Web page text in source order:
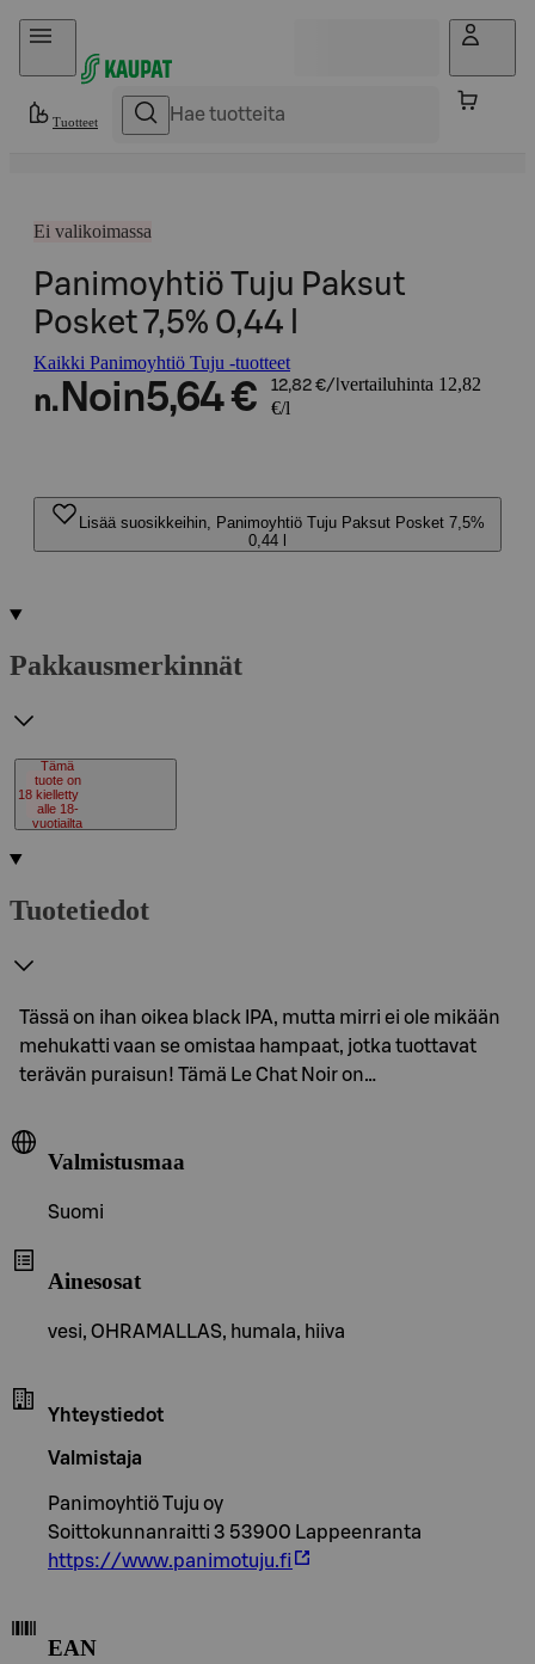
Hyppää sisältöön
Tuotteet
Ei valikoimassa
Panimoyhtiö Tuju Paksut
Posket 7,5% 0,44 l
Kaikki Panimoyhtiö Tuju -tuotteet
n. Noin5,64 € 12,82 €/l vertailuhinta 12,82
€/l
Lisää suosikkeihin, Panimoyhtiö Tuju Paksut Posket 7,5%
0,44 l
Pakkausmerkinnät
18
Tämä
tuote on
kielletty
alle 18-
vuotiailta
Tuotetiedot
Tässä on ihan oikea black IPA, mutta mirri ei ole mikään
mehukatti vaan se omistaa hampaat, jotka tuottavat
terävän puraisun! Tämä Le Chat Noir on…
Valmistusmaa
Suomi
Ainesosat
vesi, OHRAMALLAS, humala, hiiva
Yhteystiedot
Valmistaja
Panimoyhtiö Tuju oy
Soittokunnanraitti 3 53900 Lappeenranta
https://www.panimotuju.fi
EAN